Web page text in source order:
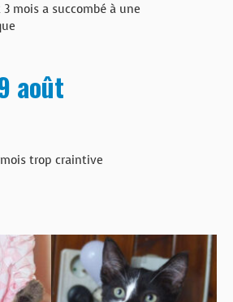
mois a succombé à une
août
trop craintive